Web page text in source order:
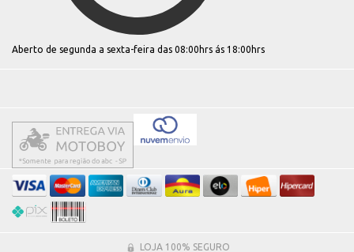
Aberto de segunda a sexta-feira das 08:00hrs ás 18:00hrs
LOJA 100% SEGURO